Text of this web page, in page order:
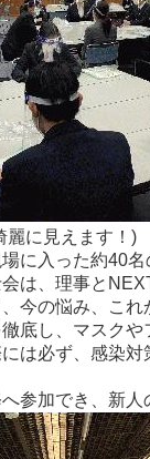
麗に見えます！)
に入った約40
は、理事と
今の悩み、こ
底し、マスク
は必ず、感染
参加でき、新